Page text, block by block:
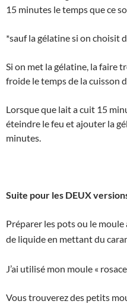
15 minutes le temps que ce
*sauf la gélatine si on choisit
Si on met la gélatine, la faire
froide le temps de la cuisson
Lorsque que lait a cuit 15
éteindre le feu et ajouter la
minutes.
Suite pour les DEUX
Préparer les pots ou le
de liquide en mettant du
J’ai utilisé mon moule «
Vous trouverez des petits